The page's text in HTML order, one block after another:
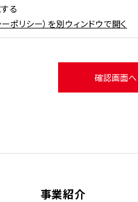
る
ポリシー）を別ウィンドウで開く
事業紹介